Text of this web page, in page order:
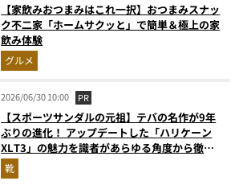
【家飲みおつまみはこれ一択】おつまみスナッ
ク不二家「ホームサクッと」で簡単＆極上の家
飲み体験
グルメ
2026/06/30 10:00 PR
【スポーツサンダルの元祖】テバの名作が9年
ぶりの進化！ アップデートした「ハリケーン
XLT3」の魅力を識者があらゆる角度から徹底
解説！
靴